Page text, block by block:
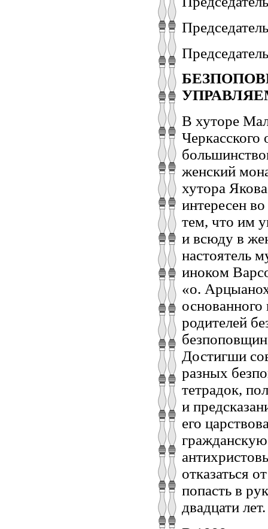
В хуторе
Черкасского
женский
хутора
интересен
тем, что им
и всюду в
настоятель
иноком
«о.
родителей
Достигши
разных
тетрадок,
и
его
гражданскую
отказаться
попасть в
двадцати лет.